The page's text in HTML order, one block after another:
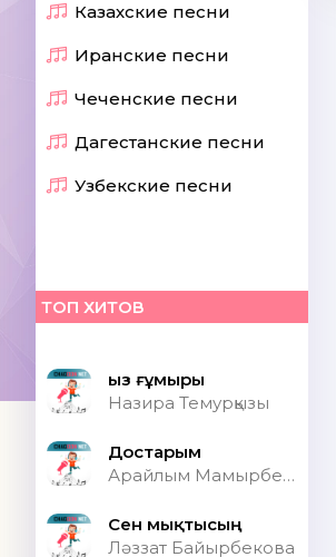
Казахские песни
Иранские песни
Чеченские песни
Дагестанские песни
Узбекские песни
ТОП ХИТОВ
Қыз ғұмыры
Назира Темурқызы
Достарым
Арайлым Мамырбекқызы
Сен мықтысың
Ләззат Байырбекова